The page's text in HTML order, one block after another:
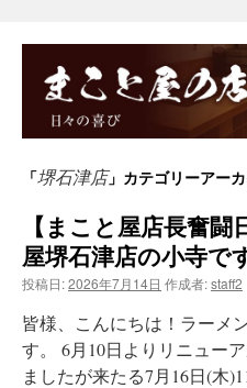
「堺石津店」カテゴリーアー
【まこと屋店長奮
屋堺石津店の小寺で
投稿日:2026年7月14日 作成者:staff2
皆様、こんにちは！ラーメ
す。 6月10日よりリニュー
ましたが来たる7月16日(木